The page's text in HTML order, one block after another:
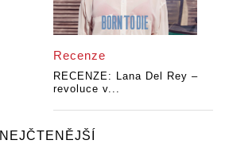
Recenze
RECENZE: Lana Del Rey –
revoluce v...
NEJČTENĚJŠÍ